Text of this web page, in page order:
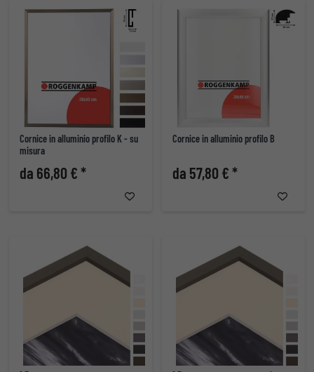
Cornice in alluminio profilo K - su
misura
da 66,80 € *
Cornice in alluminio profilo B
da 57,80 € *